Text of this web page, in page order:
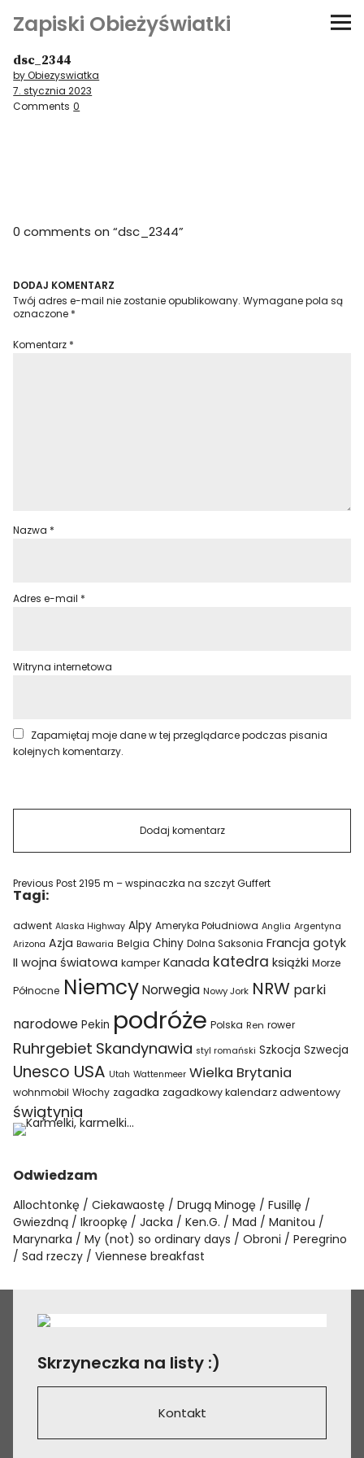
Zapiski Obieżyświatki
Podróże
Kultura i sztuka
Niezwyczajne ściany
Dom na kółkach
dsc_2344
by Obiezyswiatka
7. stycznia 2023
Comments 0
0 comments on “dsc_2344”
DODAJ KOMENTARZ
Twój adres e-mail nie zostanie opublikowany. Wymagane pola są
oznaczone *
Komentarz *
Nazwa *
Adres e-mail *
Witryna internetowa
Zapamiętaj moje dane w tej przeglądarce podczas pisania
kolejnych komentarzy.
Previous Post2195 m – wspinaczka na szczyt Guffert
Tagi:
adwent Alaska Highway Alpy Ameryka Południowa Anglia Argentyna
Arizona Azja Bawaria Belgia Chiny Dolna Saksonia Francja gotyk
II wojna światowa kamper Kanada katedra książki Morze
Północne Niemcy Norwegia Nowy Jork NRW parki
narodowe Pekin podróże Polska Ren rower
Ruhrgebiet Skandynawia styl romański Szkocja Szwecja
Unesco USA Utah Wattenmeer Wielka Brytania
wohnmobil Włochy zagadka zagadkowy kalendarz adwentowy
świątynia
Odwiedzam
Allochtonkę Ciekawaostę Drugą Minogę
Fusillę
Gwiezdną
Ikroopkę Jacka Ken.G. Mad
Manitou
Marynarka
My (not) so ordinary days Obroni
Peregrino
Sad rzeczy
Viennese breakfast
Skrzyneczka na listy :)
Kontakt